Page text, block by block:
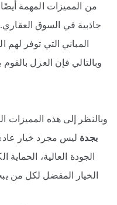
من المميزات المهمة
جاذبية في السوق
المباني التي توفر لهم
وبالتالي فإن العزل
وبالنظر إلى هذه المميزات
بجدة ليس مجرد خيار
الجودة العالية، الحماية
الخيار المفضل لكل من